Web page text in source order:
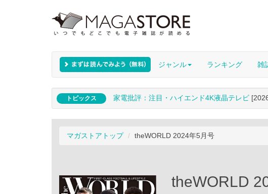
ジャンル ランキング 雑
トピックス 家電批評：注目・ハイエンド4K液晶テレビ
マガストアトップ theWORLD 2024年5月号
theWORLD